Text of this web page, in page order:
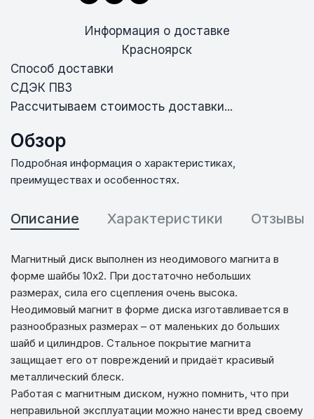
Информация о доставке
Красноярск
Способ доставки
СДЭК ПВЗ
Рассчитываем стоимость доставки...
Обзор
Подробная информация о характеристиках,
преимуществах и особенностях.
Описание Характеристики Отзывы
Магнитный диск выполнен из неодимового магнита в
форме шайбы 10х2. При достаточно небольших
размерах, сила его сцепления очень высока.
Неодимовый магнит в форме диска изготавливается в
разнообразных размерах – от маленьких до больших
шайб и цилиндров. Стальное покрытие магнита
защищает его от повреждений и придаёт красивый
металлический блеск.
Работая с магнитным диском, нужно помнить, что при
неправильной эксплуатации можно нанести вред своему